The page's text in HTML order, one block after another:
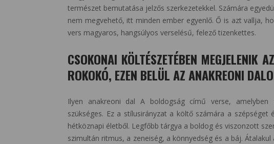
természet bemutatása jelzős szerkezetekkel. Számára
nem megvehető, itt minden ember egyenlő. Ő is azt vallja,
vers magyaros, hangsúlyos verselésű, felező tizenkettes.
CSOKONAI KÖLTÉSZETÉBEN MEGJELENIK
ROKOKÓ, EZEN BELÜL AZ ANAKREONI
Ilyen anakreoni dal A boldogság című verse,
szükséges. Ez a stílusirányzat a költő számára a
hétköznapi életből. Legfőbb tárgya a boldog és viszonzott
szimultán ritmus, a zeneiség, a könnyedség és a báj.